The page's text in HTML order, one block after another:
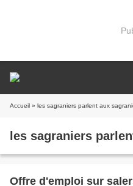
Accueil » les sagraniers parlent aux
les sagraniers
Offre d'emploi sur